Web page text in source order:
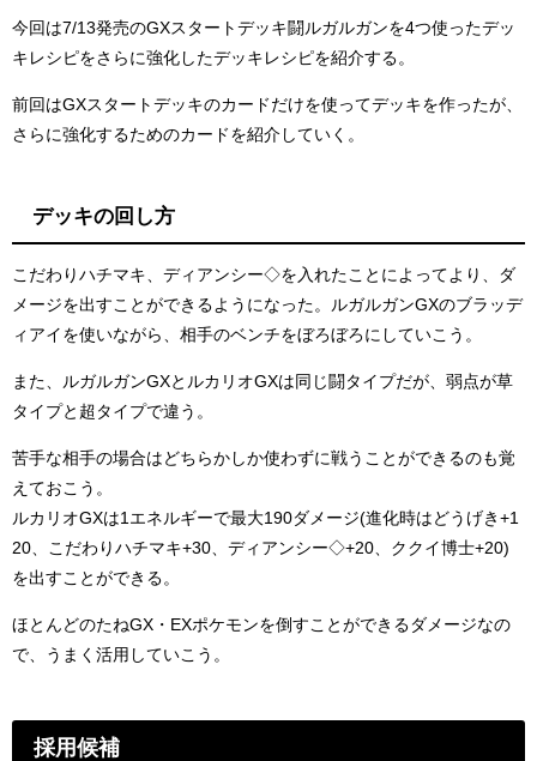
今回は7/13発売のGXスタートデッキ闘ルガルガンを4つ使ったデッ
キレシピをさらに強化したデッキレシピを紹介する。
前回はGXスタートデッキのカードだけを使ってデッキを作ったが、
さらに強化するためのカードを紹介していく。
デッキの回し方
こだわりハチマキ、ディアンシー◇を入れたことによってより、ダ
メージを出すことができるようになった。ルガルガンGXのブラッデ
ィアイを使いながら、相手のベンチをぼろぼろにしていこう。
また、ルガルガンGXとルカリオGXは同じ闘タイプだが、弱点が草
タイプと超タイプで違う。
苦手な相手の場合はどちらかしか使わずに戦うことができるのも覚
えておこう。
ルカリオGXは1エネルギーで最大190ダメージ(進化時はどうげき+1
20、こだわりハチマキ+30、ディアンシー◇+20、ククイ博士+20)
を出すことができる。
ほとんどのたねGX・EXポケモンを倒すことができるダメージなの
で、うまく活用していこう。
採用候補